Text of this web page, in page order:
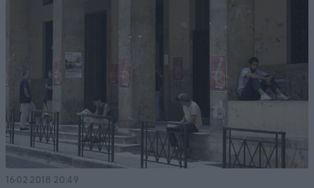
16·02·2018 20:49